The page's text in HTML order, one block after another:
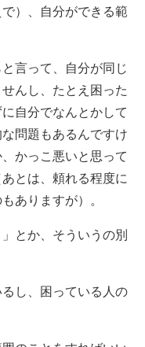
）、自分ができる範
言って、自分が同じ
んし、たとえ困った
自分でなんとかして
問題もあるんですけ
かっこ悪いと思って
とは、頼れる程度に
ありますが）。
とか、そういうの別
し、困っている人の